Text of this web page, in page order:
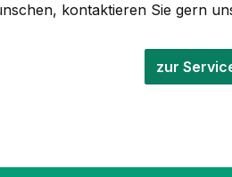
kontaktieren Sie gern
zur